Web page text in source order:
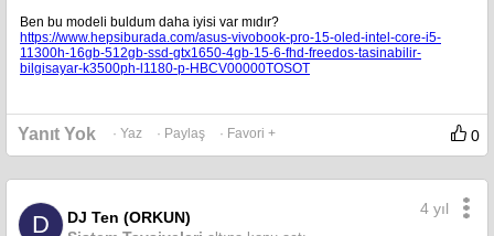
Ben bu modeli buldum daha iyisi var mıdır?
https://www.hepsiburada.com/asus-vivobook-pro-15-oled-intel-core-i5-
11300h-16gb-512gb-ssd-gtx1650-4gb-15-6-fhd-freedos-tasinabilir-
bilgisayar-k3500ph-l1180-p-HBCV00000TOSOT
Yanıt Yok · Yaz · Paylaş · Favori + 0
D
DJ Ten (ORKUN)
4 yıl